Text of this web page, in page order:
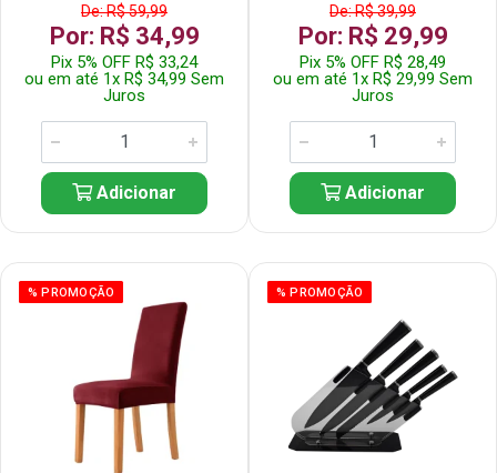
De: R$ 59,99
Por: R$ 34,99
Pix 5% OFF R$ 33,24
ou em até 1x R$ 34,99 Sem
Juros
Adicionar
De: R$ 39,99
Por: R$ 29,99
Pix 5% OFF R$ 28,49
ou em até 1x R$ 29,99 Sem
Juros
Adicionar
% PROMOÇÃO % PROMOÇÃO